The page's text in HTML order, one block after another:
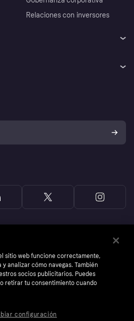
Relaciones con inversores
sitio web funcione correctamente,
analizar cómo navegas. También
socios publicitarios. Puedes
retirar tu consentimiento cuando
configuración